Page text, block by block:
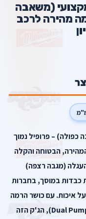
4 טון מקצועי (משאבה
מהירה לרכב
(משאבה כפולה) – פרופיל נמוך
הבטוחה והקלה
(מגבה רצפה)
כבדות במוסך, בחברות
איכות. עם כושר הרמה
אדיר של 4 טון ומנגנון משאבה כפולה (Dual Pump), הג'ק הזה